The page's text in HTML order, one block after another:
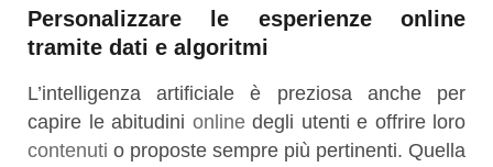
Personalizzare le esperienze online
tramite dati e algoritmi
L’intelligenza artificiale è preziosa anche per
capire le abitudini onlinedegli utenti e offrire loro
contenuti o proposte sempre più pertinenti. Quella